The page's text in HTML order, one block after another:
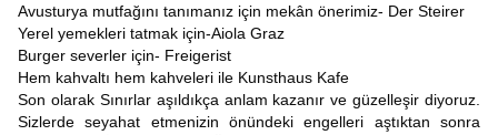
Avusturya mutfağını tanımanız için mekân önerimiz- Der Steirer
Yerel yemekleri tatmak için-Aiola Graz
Burger severler için- Freigerist
Hem kahvaltı hem kahveleri ile Kunsthaus Kafe
Son olarak Sınırlar aşıldıkça anlam kazanır ve güzelleşir diyoruz.
Sizlerde seyahat etmenizin önündeki engelleri aştıktan sonra